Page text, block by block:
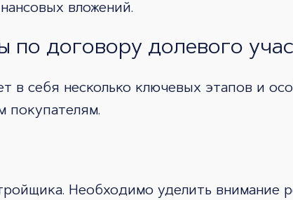
вложений.
по договору долевого
в себя несколько ключевых этапов и
покупателям.
Необходимо уделить внимание